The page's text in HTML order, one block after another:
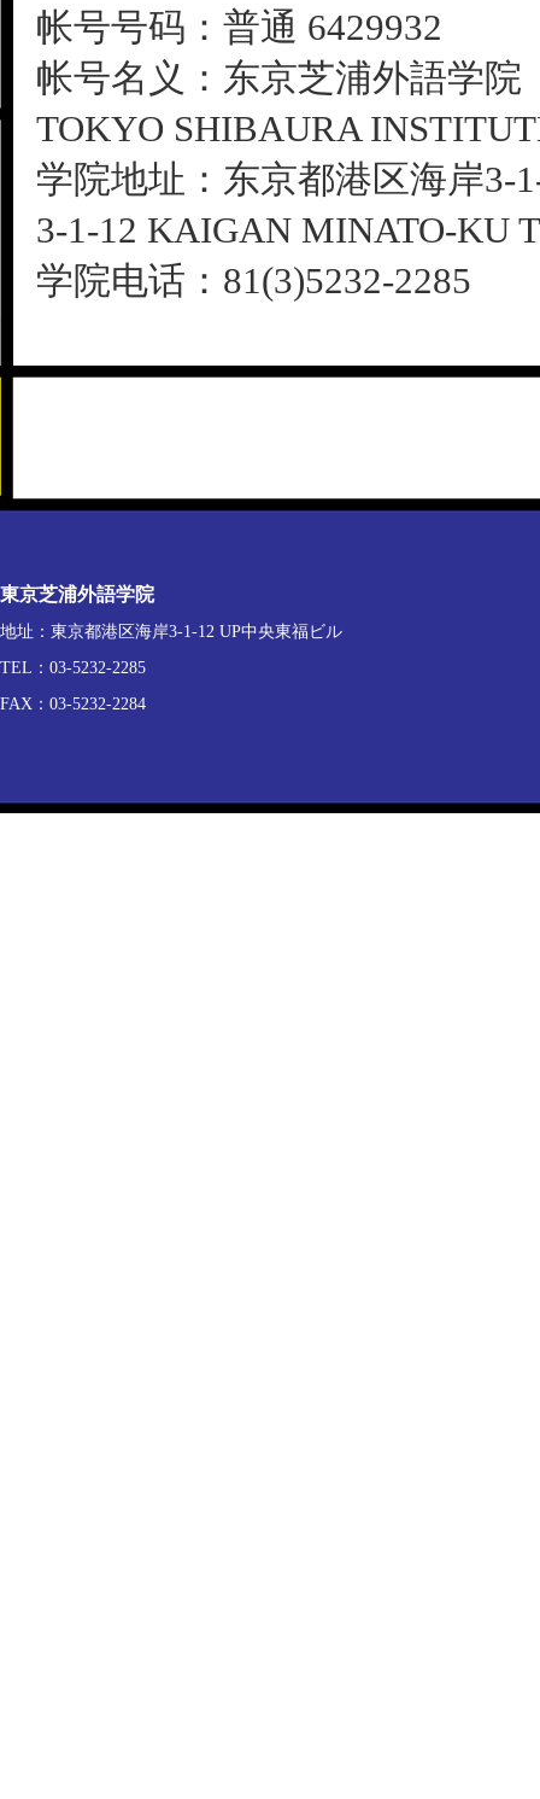
帐号号码：普通 6429932
帐号名义：东京芝浦外語学院
TOKYO SHIBAURA
学院地址：东京都港区海岸3-
3-1-12 KAIGAN MINATO-KU
学院电话：81(3)5232-
東京芝浦外語学院
地址：東京都港区海岸3-1-12 UP中央東福ビル
TEL：03-5232-2285
FAX：03-5232-2284